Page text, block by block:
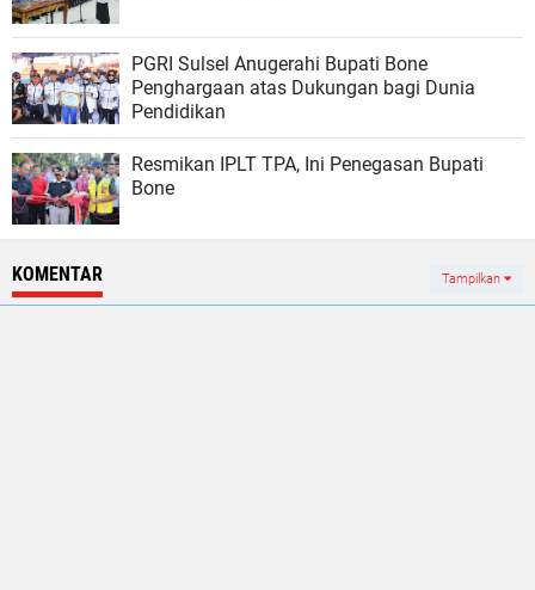
PGRI Sulsel Anugerahi Bupati Bone
Penghargaan atas Dukungan bagi Dunia
Pendidikan
Resmikan IPLT TPA, Ini Penegasan Bupati
Bone
KOMENTAR Tampilkan